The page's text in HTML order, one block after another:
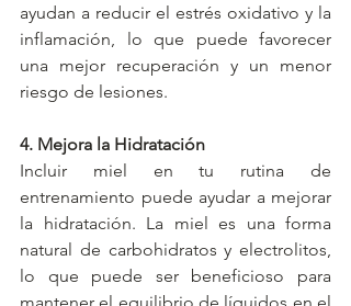
ayudan a reducir el estrés oxidativo y la
inflamación, lo que puede favorecer
una mejor recuperación y un menor
riesgo de lesiones.
4. Mejora la Hidratación
Incluir miel en tu rutina de
entrenamiento puede ayudar a mejorar
la hidratación. La miel es una forma
natural de carbohidratos y electrolitos,
lo que puede ser beneficioso para